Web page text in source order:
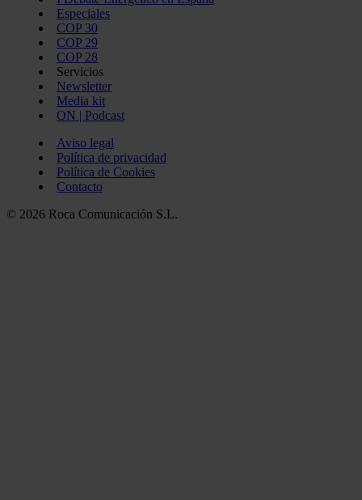
Especiales
COP 30
COP 29
COP 28
Servicios
Newsletter
Media kit
ON | Podcast
Aviso legal
Política de privacidad
Política de Cookies
Contacto
© 2026 Roca Comunicación S.L.